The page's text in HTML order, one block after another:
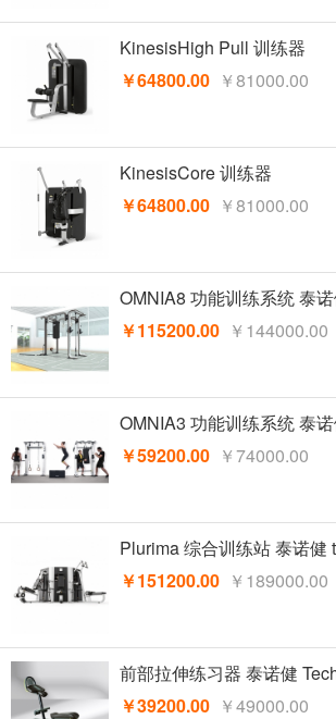
KinesisHigh Pull 训练器
￥64800.00 ￥81000.00
KinesisCore 训练器
￥64800.00 ￥81000.00
OMNIA8 功能训练系统 泰
￥115200.00 ￥144000.00
OMNIA3 功能训练系统 泰
￥59200.00 ￥74000.00
Plurima 综合训练站 泰诺健
￥151200.00 ￥189000.00
前部拉伸练习器 泰诺健
￥39200.00 ￥49000.00